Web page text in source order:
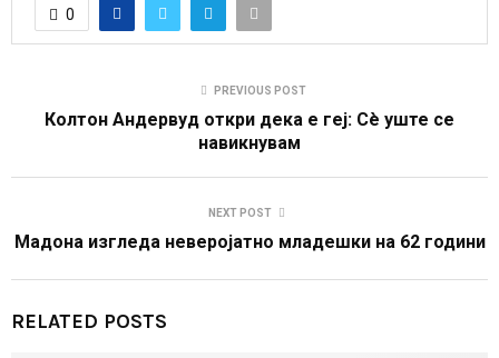
0
PREVIOUS POST
Колтон Андервуд откри дека е геј: Сè уште се
навикнувам
NEXT POST
Мадона изгледа неверојатно младешки на 62 години
RELATED POSTS